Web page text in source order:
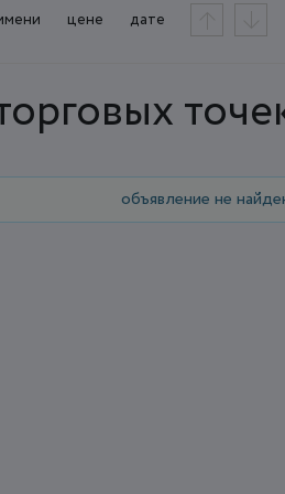
цене дате
объявление не